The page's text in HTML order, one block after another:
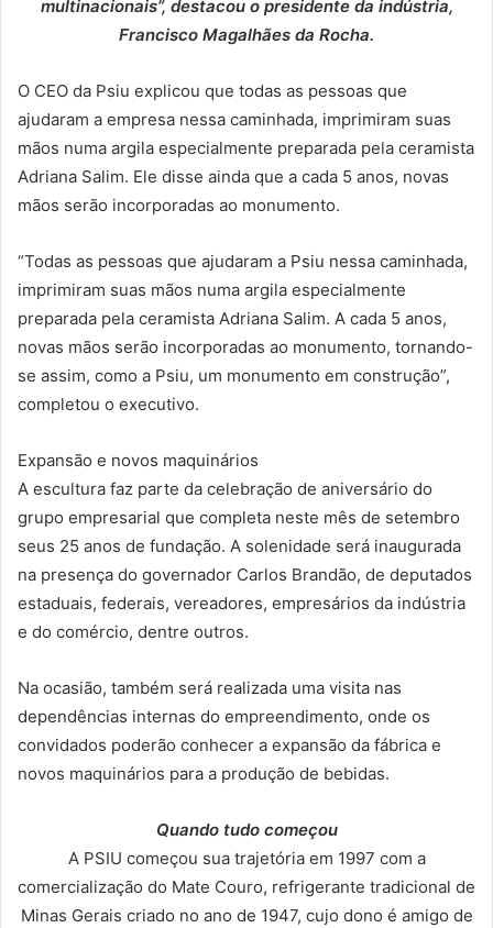
multinacionais”, destacou o presidente da indústria,
Francisco Magalhães da Rocha.
O CEO da Psiu explicou que todas as pessoas que
ajudaram a empresa nessa caminhada, imprimiram suas
mãos numa argila especialmente preparada pela ceramista
Adriana Salim. Ele disse ainda que a cada 5 anos, novas
mãos serão incorporadas ao monumento.
“Todas as pessoas que ajudaram a Psiu nessa caminhada,
imprimiram suas mãos numa argila especialmente
preparada pela ceramista Adriana Salim. A cada 5 anos,
novas mãos serão incorporadas ao monumento, tornando-
se assim, como a Psiu, um monumento em construção”,
completou o executivo.
Expansão e novos maquinários
A escultura faz parte da celebração de aniversário do
grupo empresarial que completa neste mês de setembro
seus 25 anos de fundação. A solenidade será inaugurada
na presença do governador Carlos Brandão, de deputados
estaduais, federais, vereadores, empresários da indústria
e do comércio, dentre outros.
Na ocasião, também será realizada uma visita nas
dependências internas do empreendimento, onde os
convidados poderão conhecer a expansão da fábrica e
novos maquinários para a produção de bebidas.
Quando tudo começou
A PSIU começou sua trajetória em 1997 com a
comercialização do Mate Couro, refrigerante tradicional de
Minas Gerais criado no ano de 1947, cujo dono é amigo de